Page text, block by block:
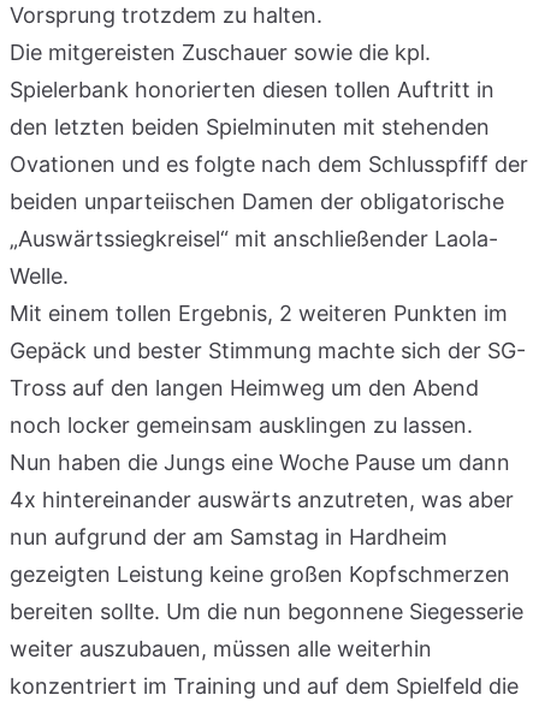
Vorsprung trotzdem zu halten.
Die mitgereisten Zuschauer sowie die kpl.
Spielerbank honorierten diesen tollen Auftritt in
den letzten beiden Spielminuten mit stehenden
Ovationen und es folgte nach dem Schlusspfiff der
beiden unparteiischen Damen der obligatorische
„Auswärtssiegkreisel“ mit anschließender Laola-
Welle.
Mit einem tollen Ergebnis, 2 weiteren Punkten im
Gepäck und bester Stimmung machte sich der SG-
Tross auf den langen Heimweg um den Abend
noch locker gemeinsam ausklingen zu lassen.
Nun haben die Jungs eine Woche Pause um dann
4x hintereinander auswärts anzutreten, was aber
nun aufgrund der am Samstag in Hardheim
gezeigten Leistung keine großen Kopfschmerzen
bereiten sollte. Um die nun begonnene Siegesserie
weiter auszubauen, müssen alle weiterhin
konzentriert im Training und auf dem Spielfeld die